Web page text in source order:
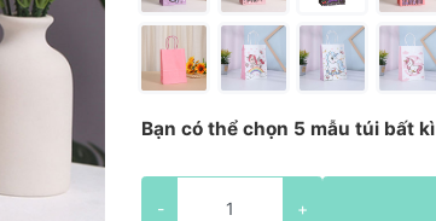
Bạn có thể chọn 5 mẫu túi bất kì
- +